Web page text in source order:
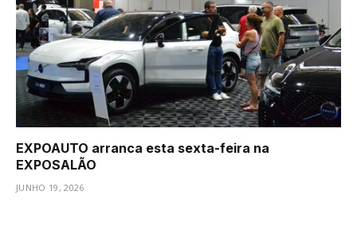
EXPOAUTO arranca esta sexta-feira na
EXPOSALÃO
JUNHO 19, 2026